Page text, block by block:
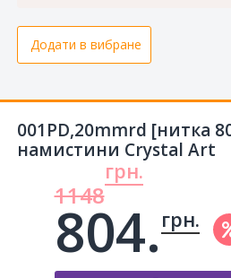
Додати в вибране
001PD,20mmrd [нитка
намистини Crystal Art
1148
грн.
804. грн.